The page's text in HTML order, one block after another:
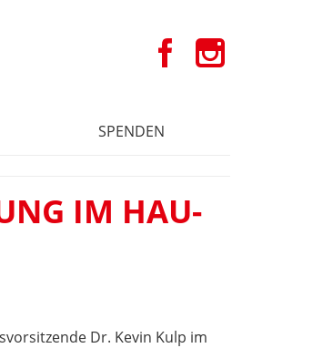
SPENDEN
IM HAU-
Dr. Kevin Kulp im